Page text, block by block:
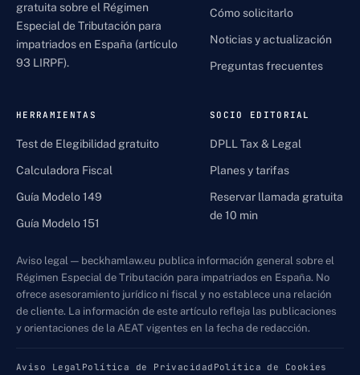
gratuita sobre el Régimen
Especial de Tributación para
impatriados en España (artículo
93 LIRPF).
Cómo solicitarlo
Noticias y actualización
Preguntas frecuentes
HERRAMIENTAS
Test de Elegibilidad gratuito
Calculadora Fiscal
Guía Modelo 149
Guía Modelo 151
SOCIO EDITORIAL
DPLL Tax & Legal
Planes y tarifas
Reservar llamada gratuita
de 10 min
Aviso legal — beckhamlaw.eu publica información general sobre el
Régimen Especial de Tributación para impatriados en España. No
ofrece asesoramiento jurídico ni fiscal y no establece una relación
de cliente. La información de este artículo refleja las publicaciones
y orientaciones de la AEAT vigentes en la fecha de redacción.
Aviso Legal Política de Privacidad Política de Cookies